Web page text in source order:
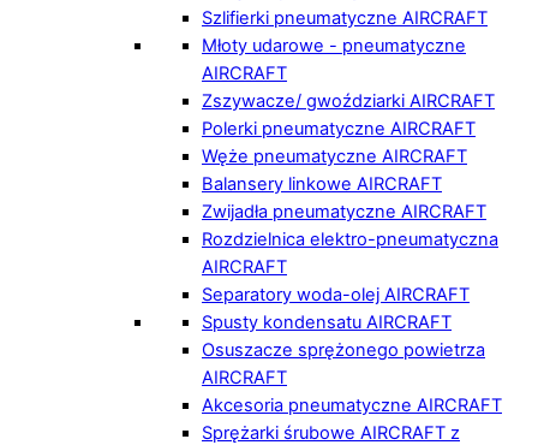
Szlifierki pneumatyczne AIRCRAFT
Młoty udarowe - pneumatyczne
AIRCRAFT
Zszywacze/ gwoździarki AIRCRAFT
Polerki pneumatyczne AIRCRAFT
Węże pneumatyczne AIRCRAFT
Balansery linkowe AIRCRAFT
Zwijadła pneumatyczne AIRCRAFT
Rozdzielnica elektro-pneumatyczna
AIRCRAFT
Separatory woda-olej AIRCRAFT
Spusty kondensatu AIRCRAFT
Osuszacze sprężonego powietrza
AIRCRAFT
Akcesoria pneumatyczne AIRCRAFT
Sprężarki śrubowe AIRCRAFT z